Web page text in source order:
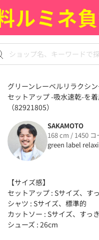
グリーンレーベルリラクシ
セットアップ -吸水速乾-を
（82921805）
SAKAMOTO
168 cm / 1450 コ
green label
【サイズ感】
セットアップ : Sサイズ、す
シャツ : Sサイズ、標準的
カットソー : Sサイズ、すっ
シューズ : 26cm